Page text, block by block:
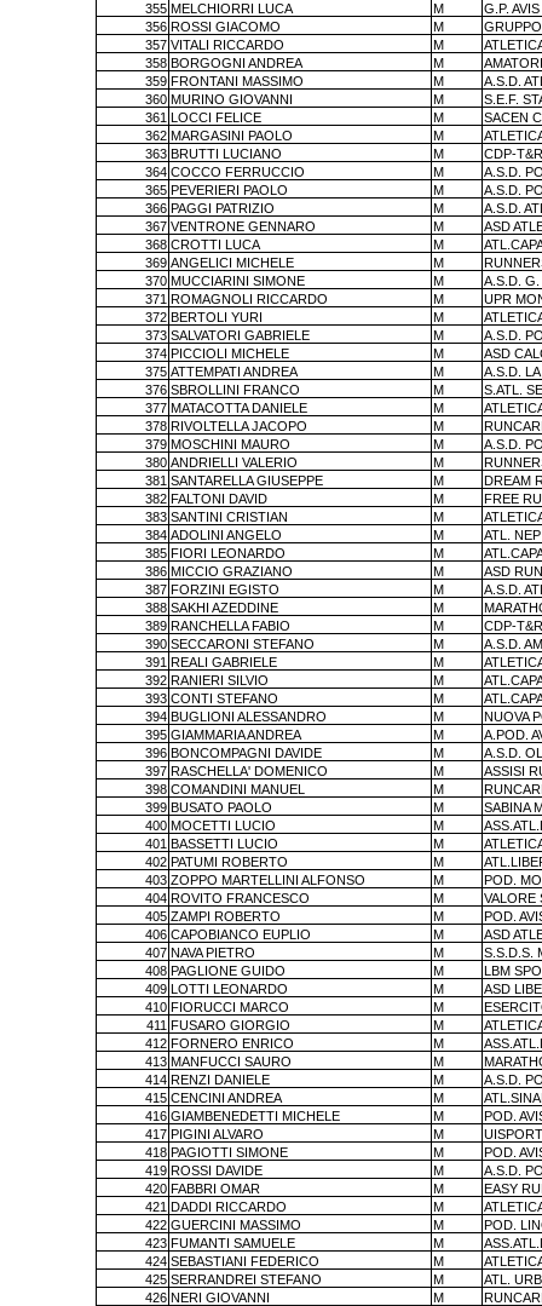
355 MELCHIORRI LUCA M
G.P.
356 ROSSI GIACOMO M
357 VITALI RICCARDO M
358 BORGOGNI ANDREA M
359 FRONTANI MASSIMO M
A.S.D.
360 MURINO GIOVANNI M
S.E.F.
361 LOCCI FELICE M
SACEN
362 MARGASINI PAOLO M
363 BRUTTI LUCIANO M
CDP-
364 COCCO FERRUCCIO M
A.S.D.
365 PEVERIERI PAOLO M
A.S.D.
366 PAGGI PATRIZIO M
A.S.D.
367 VENTRONE GENNARO M
ASD
368 CROTTI LUCA M
369 ANGELICI MICHELE M
370 MUCCIARINI SIMONE M
A.S.D.
371 ROMAGNOLI RICCARDO M
UPR
372 BERTOLI YURI M
373 SALVATORI GABRIELE M
A.S.D.
374 PICCIOLI MICHELE M
ASD
375 ATTEMPATI ANDREA M
A.S.D.
376 SBROLLINI FRANCO M
S.ATL.
377 MATACOTTA DANIELE M
378 RIVOLTELLA JACOPO M
379 MOSCHINI MAURO M
A.S.D.
380 ANDRIELLI VALERIO M
381 SANTARELLA GIUSEPPE M
DREAM
382 FALTONI DAVID M
FREE
383 SANTINI CRISTIAN M
384 ADOLINI ANGELO M
ATL.
385 FIORI LEONARDO M
386 MICCIO GRAZIANO M
ASD
387 FORZINI EGISTO M
A.S.D.
388 SAKHI AZEDDINE M
389 RANCHELLA FABIO M
CDP-
390 SECCARONI STEFANO M
A.S.D.
391 REALI GABRIELE M
392 RANIERI SILVIO M
393 CONTI STEFANO M
394 BUGLIONI ALESSANDRO M
NUOVA
395 GIAMMARIA ANDREA M
A.POD.
396 BONCOMPAGNI DAVIDE M
A.S.D.
397 RASCHELLA' DOMENICO M
ASSISI
398 COMANDINI MANUEL M
399 BUSATO PAOLO M
SABINA
400 MOCETTI LUCIO M
401 BASSETTI LUCIO M
402 PATUMI ROBERTO M
403 ZOPPO MARTELLINI ALFONSO M
POD.
404 ROVITO FRANCESCO M
VALORE
405 ZAMPI ROBERTO M
POD.
406 CAPOBIANCO EUPLIO M
ASD
407 NAVA PIETRO M
S.S.D.S.
408 PAGLIONE GUIDO M
LBM
409 LOTTI LEONARDO M
ASD
410 FIORUCCI MARCO M
411 FUSARO GIORGIO M
412 FORNERO ENRICO M
413 MANFUCCI SAURO M
414 RENZI DANIELE M
A.S.D.
415 CENCINI ANDREA M
416 GIAMBENEDETTI MICHELE M
POD.
417 PIGINI ALVARO M
418 PAGIOTTI SIMONE M
POD.
419 ROSSI DAVIDE M
A.S.D.
420 FABBRI OMAR M
EASY
421 DADDI RICCARDO M
422 GUERCINI MASSIMO M
POD.
423 FUMANTI SAMUELE M
424 SEBASTIANI FEDERICO M
425 SERRANDREI STEFANO M
ATL.
426 NERI GIOVANNI M